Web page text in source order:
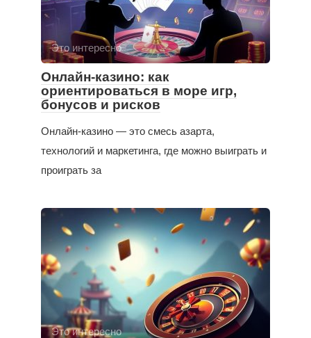
Это интересно
Онлайн-казино: как
ориентироваться в море игр,
бонусов и рисков
Онлайн-казино — это смесь азарта,
технологий и маркетинга, где можно выиграть и
проиграть за
Это интересно